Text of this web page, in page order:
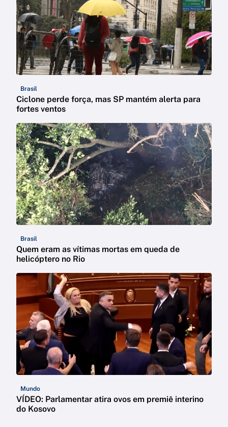
Brasil
Ciclone perde força, mas SP mantém alerta para
fortes ventos
Brasil
Quem eram as vítimas mortas em queda de
helicóptero no Rio
Mundo
VÍDEO: Parlamentar atira ovos em premiê interino
do Kosovo